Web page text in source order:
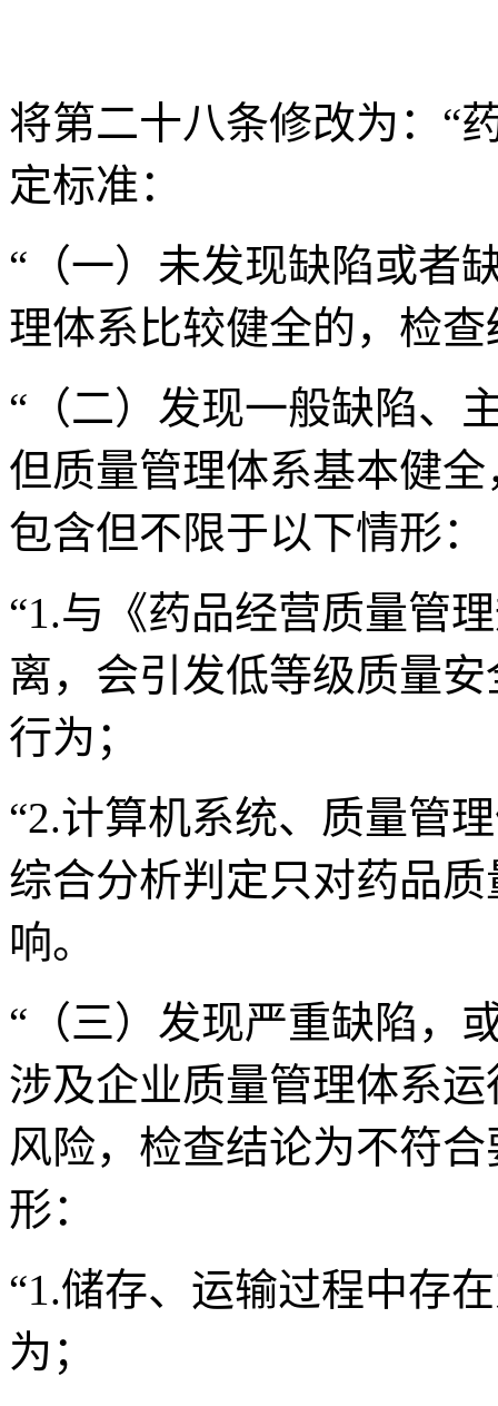
将第二十八条修改为：“
定标准：
“（一）未发现缺陷或者
理体系比较健全的，检
“（二）发现一般缺陷、
但质量管理体系基本健
包含但不限于以下情形：
“1.与《药品经营质量管
离，会引发低等级质量
行为；
“2.计算机系统、质量管
综合分析判定只对药品
响。
“（三）发现严重缺陷，
涉及企业质量管理体系
风险，检查结论为不符
形：
“1.储存、运输过程中存
为；